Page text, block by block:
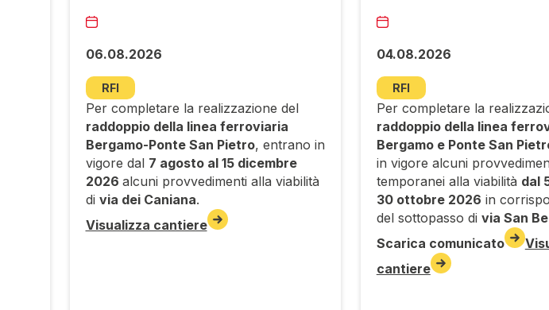
06.08.2026
RFI
Per completare la realizzazione del
raddoppio della linea ferroviaria
Bergamo-Ponte San Pietro, entrano in
vigore dal 7 agosto al 15 dicembre
2026 alcuni provvedimenti alla viabilità
di via dei Caniana.
Visualizza cantiere
04.08.2026
RFI
Per completare la
raddoppio della linea
Bergamo e Ponte San
in vigore alcuni
temporanei alla viabilità dal
30 ottobre 2026 in
del sottopasso di via San
Scarica comunicato
cantiere